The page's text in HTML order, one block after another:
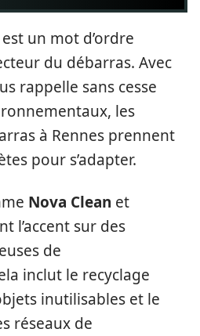
un mot d’ordre
du débarras. Avec
rappelle sans cesse
les
à Rennes prennent
pour s’adapter.
Nova Clean et
l’accent sur des
de
inclut le recyclage
inutilisables et le
réseaux de